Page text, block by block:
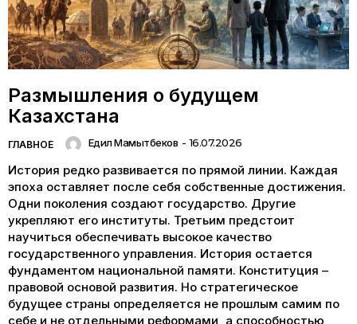
Размышления о будущем
Казахстана
ГЛАВНОЕ Едил Мамытбеков - 16.07.2026
История редко развивается по прямой линии. Каждая
эпоха оставляет после себя собственные достижения.
Одни поколения создают государство. Другие
укрепляют его институты. Третьим предстоит
научиться обеспечивать высокое качество
государственного управления. История остается
фундаментом национальной памяти. Конституция –
правовой основой развития. Но стратегическое
будущее страны определяется не прошлым самим по
себе и не отдельными реформами, а способностью